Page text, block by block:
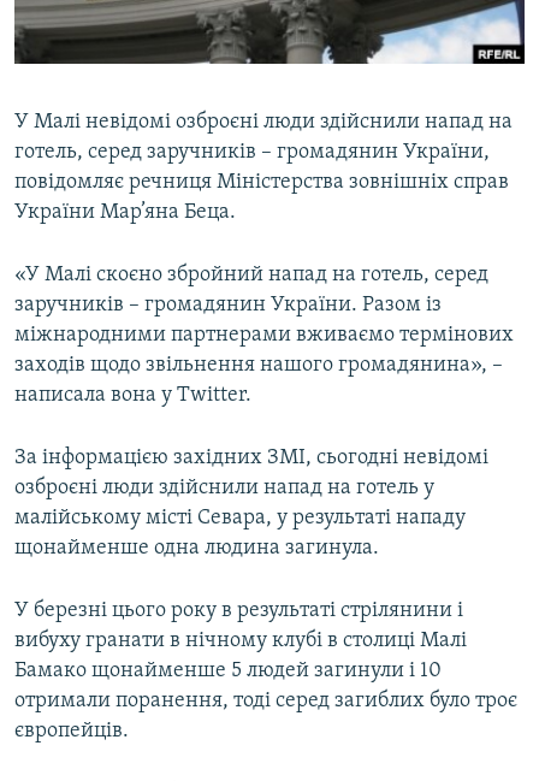
СВІДЧЕННЯ ОКУПАЦІЇ
УКРАЇНСЬКА ПРОБЛЕМА КРИМУ
Qırımtatar
Усі сайти RFE/RL
У Малі невідомі озброєні люди здійснили напад на
готель, серед заручників – громадянин України,
повідомляє речниця Міністерства зовнішніх справ
України Мар’яна Беца.
«У Малі скоєно збройний напад на готель, серед
заручників – громадянин України. Разом із
міжнародними партнерами вживаємо термінових
заходів щодо звільнення нашого громадянина», –
написала вона у Twitter.
За інформацією західних ЗМІ, сьогодні невідомі
озброєні люди здійснили напад на готель у
малійському місті Севара, у результаті нападу
щонайменше одна людина загинула.
У березні цього року в результаті стрілянини і
вибуху гранати в нічному клубі в столиці Малі
Бамако щонайменше 5 людей загинули і 10
отримали поранення, тоді серед загиблих було троє
європейців.